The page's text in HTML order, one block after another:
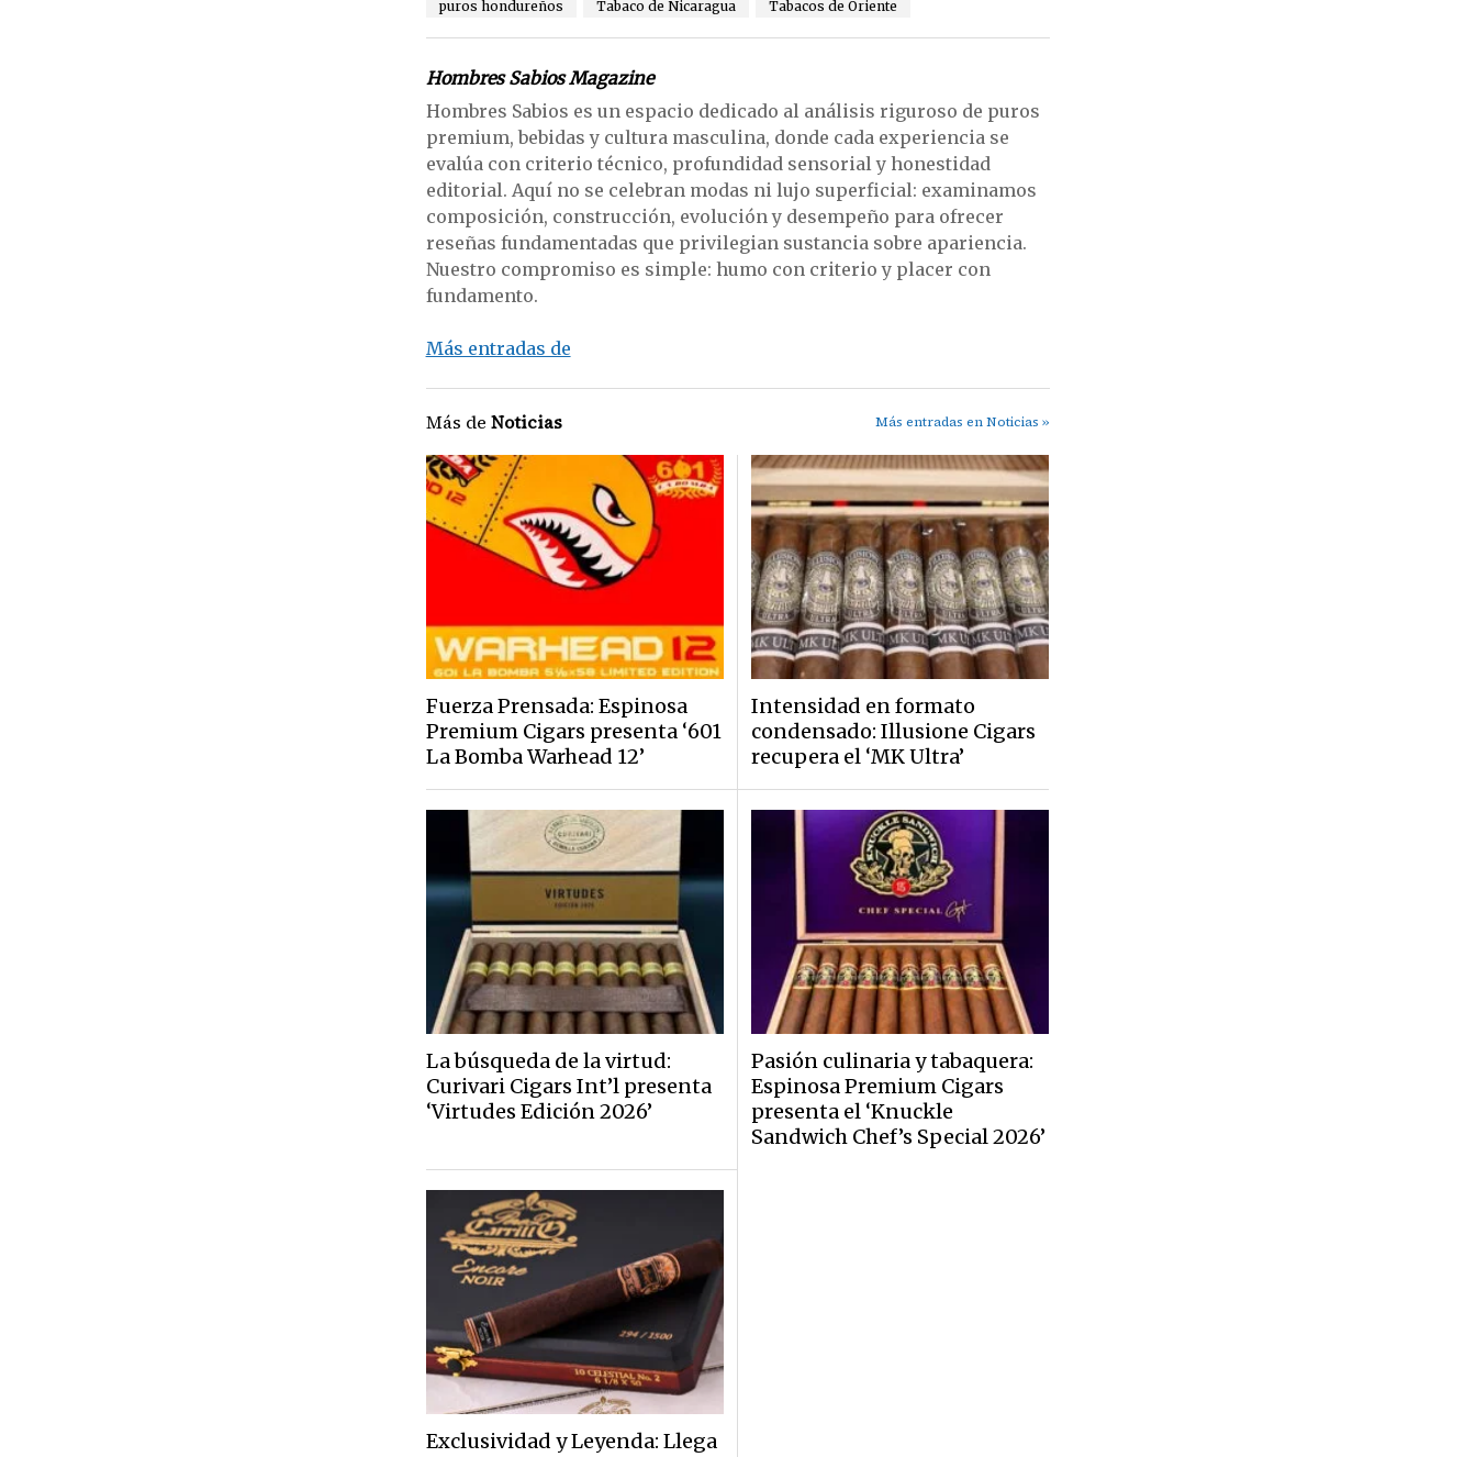
puros hondureños
Tabaco de Nicaragua Tabacos de Oriente
Hombres Sabios Magazine
Hombres Sabios es un espacio dedicado al análisis riguroso de puros
premium, bebidas y cultura masculina, donde cada experiencia se
evalúa con criterio técnico, profundidad sensorial y honestidad
editorial. Aquí no se celebran modas ni lujo superficial: examinamos
composición, construcción, evolución y desempeño para ofrecer
reseñas fundamentadas que privilegian sustancia sobre apariencia.
Nuestro compromiso es simple: humo con criterio y placer con
fundamento.
Más entradas de
Más de Noticias Más entradas en Noticias »
Fuerza Prensada: Espinosa
Premium Cigars presenta ‘601
La Bomba Warhead 12’
Intensidad en formato
condensado: Illusione Cigars
recupera el ‘MK Ultra’
La búsqueda de la virtud:
Curivari Cigars Int’l presenta
‘Virtudes Edición 2026’
Pasión culinaria y tabaquera:
Espinosa Premium Cigars
presenta el ‘Knuckle
Sandwich Chef’s Special 2026’
Exclusividad y Leyenda: Llega